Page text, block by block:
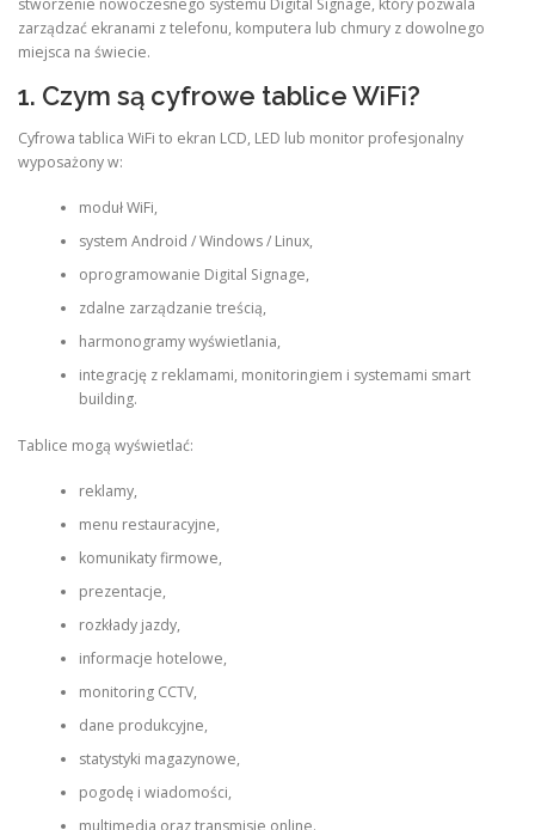
zarządzać ekranami z telefonu, komputera lub chmury z dowolnego
miejsca na świecie.
1. Czym są cyfrowe tablice WiFi?
Cyfrowa tablica WiFi to ekran LCD, LED lub monitor profesjonalny
wyposażony w:
moduł WiFi,
system Android / Windows / Linux,
oprogramowanie Digital Signage,
zdalne zarządzanie treścią,
harmonogramy wyświetlania,
integrację z reklamami, monitoringiem i systemami smart
building.
Tablice mogą wyświetlać:
reklamy,
menu restauracyjne,
komunikaty firmowe,
prezentacje,
rozkłady jazdy,
informacje hotelowe,
monitoring CCTV,
dane produkcyjne,
statystyki magazynowe,
pogodę i wiadomości,
multimedia oraz transmisje online.